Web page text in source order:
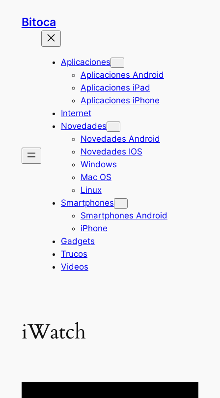
Bitoca
Aplicaciones
Aplicaciones Android
Aplicaciones iPad
Aplicaciones iPhone
Internet
Novedades
Novedades Android
Novedades IOS
Windows
Mac OS
Linux
Smartphones
Smartphones Android
iPhone
Gadgets
Trucos
Videos
iWatch